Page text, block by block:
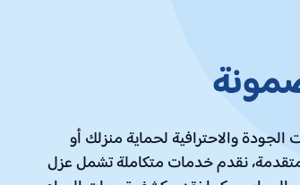
والاحترافية لحماية منزلك أو
نقدم خدمات متكاملة تشمل عزل